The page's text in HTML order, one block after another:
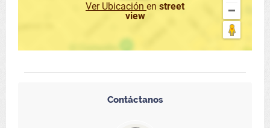
Ver Ubicación en street
view
Contáctanos